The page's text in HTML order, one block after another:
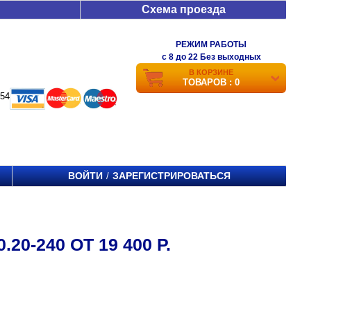
Схема проезда
РЕЖИМ РАБОТЫ
c 8 до 22 Без выходных
В КОРЗИНЕ
ТОВАРОВ : 0
ВОЙТИ / ЗАРЕГИСТРИРОВАТЬСЯ
240 ОТ 19 400 Р.